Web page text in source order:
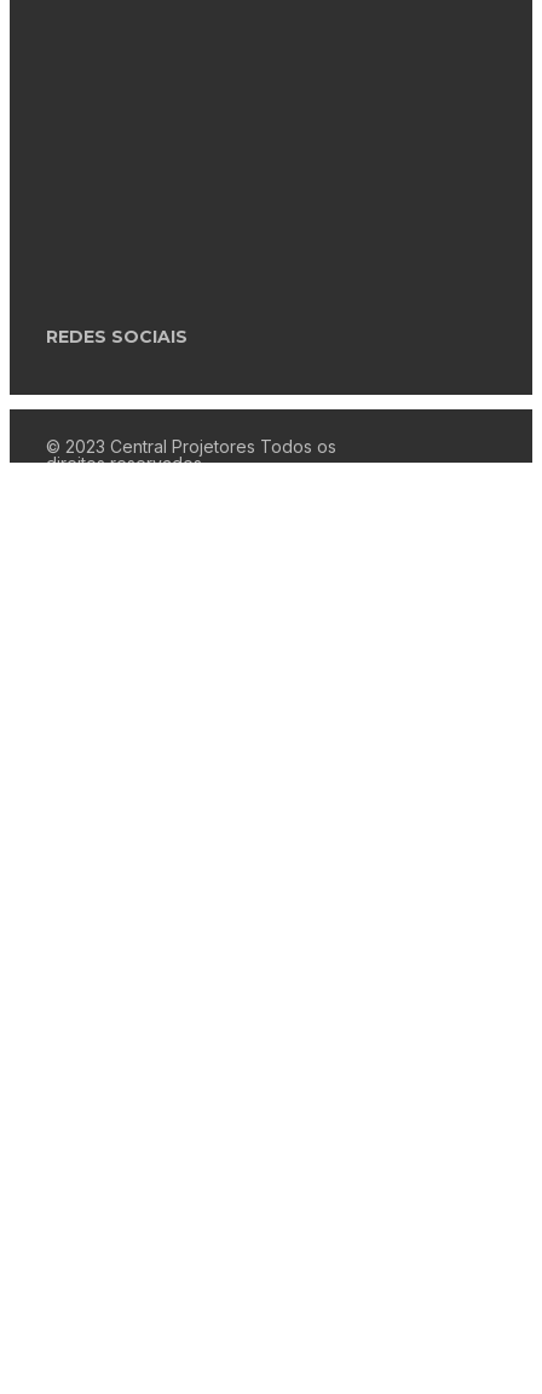
REDES SOCIAIS
© 2023 Central Projetores Todos os
direitos reservados.